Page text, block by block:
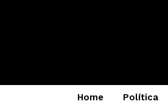
Home Política